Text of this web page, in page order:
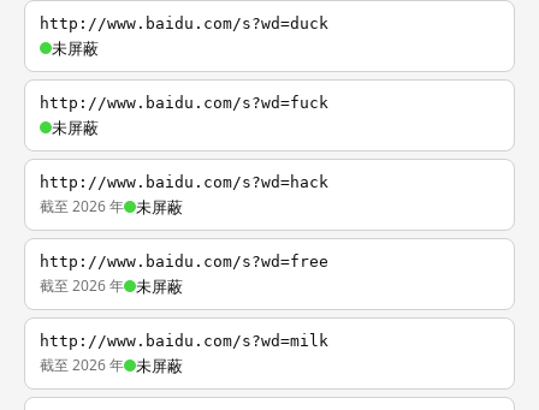
http://www.baidu.com/s?wd=duck
未屏蔽
http://www.baidu.com/s?wd=fuck
未屏蔽
http://www.baidu.com/s?wd=hack
截至 2026 年 未屏蔽
http://www.baidu.com/s?wd=free
截至 2026 年 未屏蔽
http://www.baidu.com/s?wd=milk
截至 2026 年 未屏蔽